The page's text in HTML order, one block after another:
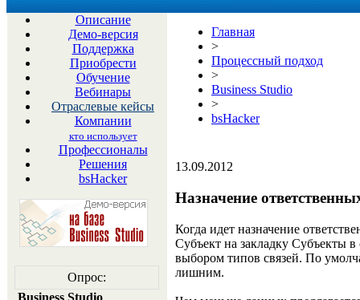
Описание
Демо-версия
Поддержка
Приобрести
Обучение
Вебинары
Отраслевые кейсы
Компании
кто использует
Профессионалы
Решения
bsHacker
Опрос:
Business Studio
Главная
>
Процессный подход
>
Business Studio
>
bsHacker
13.09.2012
Назначение
Когда идет назначение
Субъект на закладку Субъекты
выбором типов связей. По
лишним.